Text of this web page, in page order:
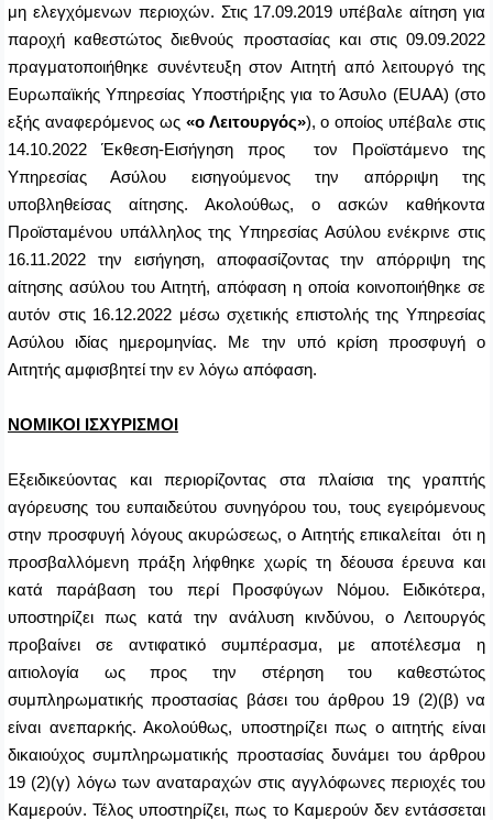
μη ελεγχόμενων περιοχών. Στις 17.09.2019 υπέβαλε αίτηση για
παροχή καθεστώτος διεθνούς προστασίαςκαι στις 09.09.2022
πραγματοποιήθηκε συνέντευξη στον Αιτητή από λειτουργό της
Ευρωπαϊκής Υπηρεσίας Υποστήριξης για το Άσυλο (EUAA) (στο
εξής αναφερόμενος ως «ο Λειτουργός»), ο οποίος υπέβαλε στις
14.10.2022 Έκθεση-Εισήγηση προς τον Προϊστάμενο της
Υπηρεσίας Ασύλου εισηγούμενος την απόρριψη της
υποβληθείσας αίτησης. Ακολούθως, ο ασκών καθήκοντα
Προϊσταμένου υπάλληλος της Υπηρεσίας Ασύλου ενέκρινε στις
16.11.2022 την εισήγηση, αποφασίζοντας την απόρριψη της
αίτησης ασύλου του Αιτητή, απόφαση η οποία κοινοποιήθηκε σε
αυτόν στις 16.12.2022 μέσω σχετικής επιστολής της Υπηρεσίας
Ασύλου ιδίας ημερομηνίας. Με την υπό κρίση προσφυγή ο
Αιτητής αμφισβητεί την εν λόγω απόφαση.
ΝΟΜΙΚΟΙ ΙΣΧΥΡΙΣΜΟΙ
Εξειδικεύοντας και περιορίζοντας στα πλαίσια της γραπτής
αγόρευσης του ευπαιδεύτου συνηγόρου του, τους εγειρόμενους
στην προσφυγή λόγους ακυρώσεως, ο Αιτητής επικαλείται ότι η
προσβαλλόμενη πράξη λήφθηκε χωρίς τη δέουσα έρευνα και
κατά παράβαση του περί Προσφύγων Νόμου. Ειδικότερα,
υποστηρίζει πως κατά την ανάλυση κινδύνου, ο Λειτουργός
προβαίνει σε αντιφατικό συμπέρασμα, με αποτέλεσμα η
αιτιολογία ως προς την στέρηση του καθεστώτος
συμπληρωματικής προστασίας βάσει του άρθρου 19 (2)(β) να
είναι ανεπαρκής. Ακολούθως, υποστηρίζει πως ο αιτητής είναι
δικαιούχος συμπληρωματικής προστασίας δυνάμει του άρθρου
19 (2)(γ) λόγω των αναταραχών στις αγγλόφωνες περιοχές του
Καμερούν. Τέλος υποστηρίζει, πως το Καμερούν δεν εντάσσεται